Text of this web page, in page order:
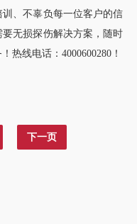
、不辜负每一位客户的信
无损探伤解决方案，随时
热线电话：4000600280！
下一页